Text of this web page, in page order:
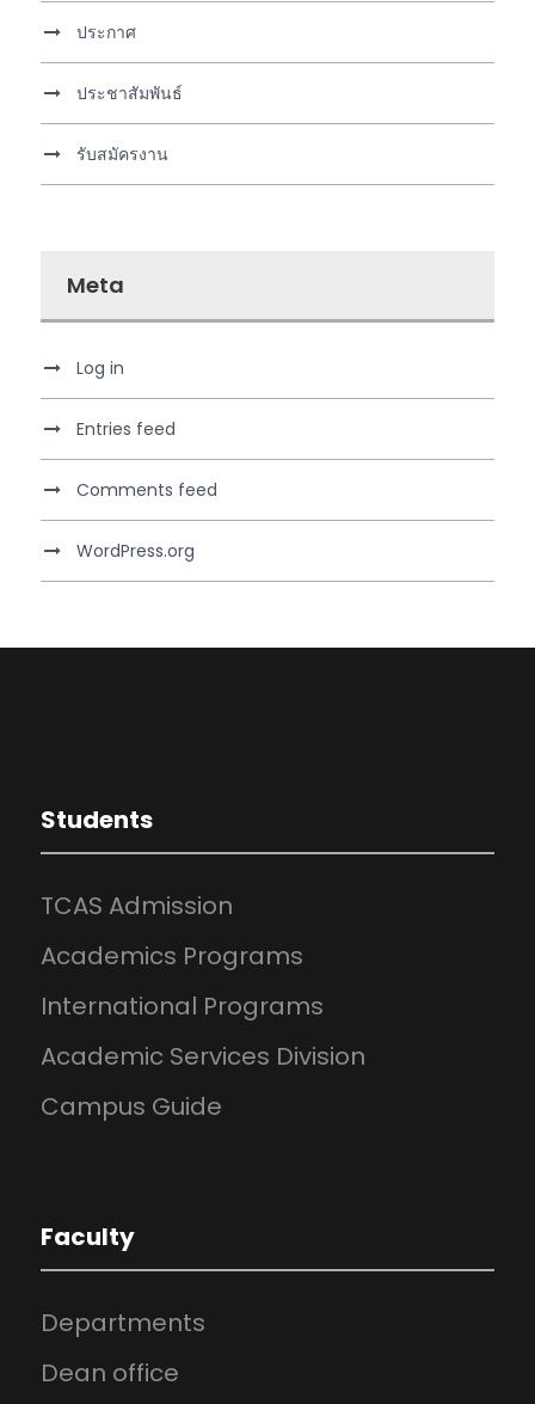
ประกาศ
ประชาสัมพันธ์
รับสมัครงาน
Meta
Log in
Entries feed
Comments feed
WordPress.org
Students
TCAS Admission
Academics Programs
International Programs
Academic Services Division
Campus Guide
Faculty
Departments
Dean office